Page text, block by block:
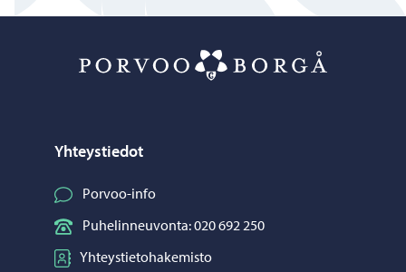
Yhteystiedot
Porvoo-info
Puhelinneuvonta: 020 692 250
Yhteystietohakemisto